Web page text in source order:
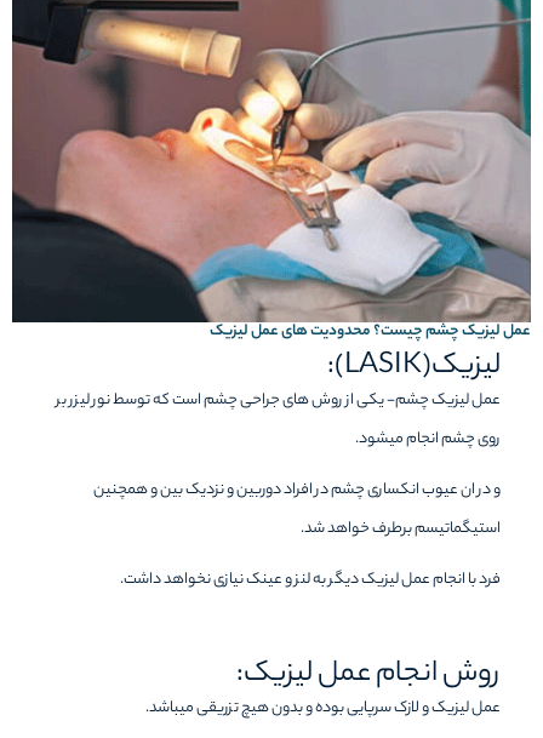
عمل لیزیک چشم چیست؟ محدودیت های عمل لیزیک
لیزیک(LASIK):
عمل لیزیک چشم- یکی از روش های جراحی چشم است که توسط نور لیزر بر
روی چشم انجام میشود.
و در ان عیوب انکساری چشم در افراد دوربین و نزدیک بین و همچنین
استیگماتیسم برطرف خواهد شد.
فرد با انجام عمل لیزیک دیگر به لنز و عینک نیازی نخواهد داشت.
روش انجام عمل لیزیک:
عمل لیزیک و لازک سرپایی بوده و بدون هیچ تزریقی میباشد.